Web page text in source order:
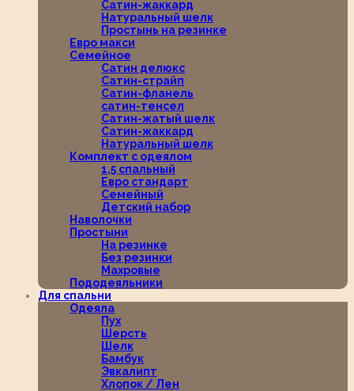
Сатин-жаккард
Натуральный шелк
Простынь на резинке
Евро макси
Семейное
Сатин делюкс
Сатин-страйп
Сатин-фланель
сатин-тенсел
Сатин-жатый шелк
Сатин-жаккард
Натуральный шелк
Комплект с одеялом
1,5 спальный
Евро стандарт
Семейный
Детский набор
Наволочки
Простыни
На резинке
Без резинки
Махровые
Пододеяльники
Для спальни
Одеяла
Пух
Шерсть
Шелк
Бамбук
Эвкалипт
Хлопок / Лен